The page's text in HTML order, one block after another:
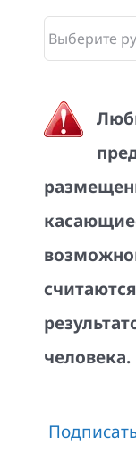
Рубрики
человека.